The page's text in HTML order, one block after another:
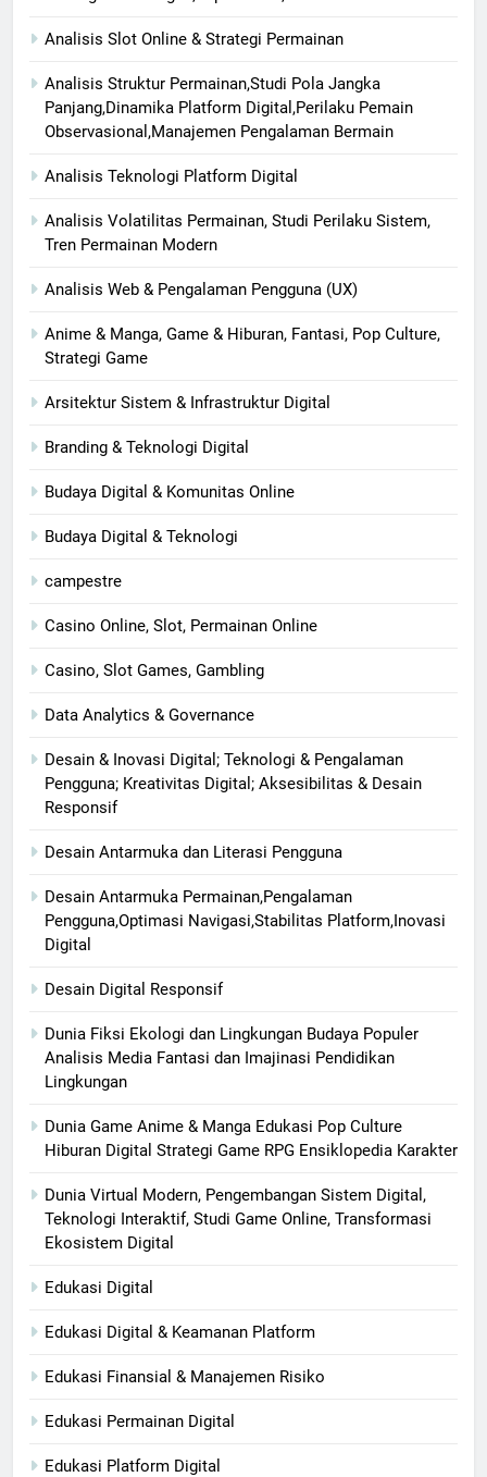
Analisis Slot Online & Strategi Permainan
Analisis Struktur Permainan,Studi Pola Jangka
Panjang,Dinamika Platform Digital,Perilaku Pemain
Observasional,Manajemen Pengalaman Bermain
Analisis Teknologi Platform Digital
Analisis Volatilitas Permainan, Studi Perilaku Sistem,
Tren Permainan Modern
Analisis Web & Pengalaman Pengguna (UX)
Anime & Manga, Game & Hiburan, Fantasi, Pop Culture,
Strategi Game
Arsitektur Sistem & Infrastruktur Digital
Branding & Teknologi Digital
Budaya Digital & Komunitas Online
Budaya Digital & Teknologi
campestre
Casino Online, Slot, Permainan Online
Casino, Slot Games, Gambling
Data Analytics & Governance
Desain & Inovasi Digital; Teknologi & Pengalaman
Pengguna; Kreativitas Digital; Aksesibilitas & Desain
Responsif
Desain Antarmuka dan Literasi Pengguna
Desain Antarmuka Permainan,Pengalaman
Pengguna,Optimasi Navigasi,Stabilitas Platform,Inovasi
Digital
Desain Digital Responsif
Dunia Fiksi Ekologi dan Lingkungan Budaya Populer
Analisis Media Fantasi dan Imajinasi Pendidikan
Lingkungan
Dunia Game Anime & Manga Edukasi Pop Culture
Hiburan Digital Strategi Game RPG Ensiklopedia Karakter
Dunia Virtual Modern, Pengembangan Sistem Digital,
Teknologi Interaktif, Studi Game Online, Transformasi
Ekosistem Digital
Edukasi Digital
Edukasi Digital & Keamanan Platform
Edukasi Finansial & Manajemen Risiko
Edukasi Permainan Digital
Edukasi Platform Digital